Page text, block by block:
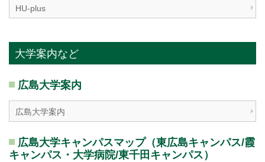
HU-plus
大学案内など
広島大学案内
広島大学案内
広島大学キャンパスマップ（東広島キャンパス/霞
キャンパス・大学病院/東千田キャンパス）